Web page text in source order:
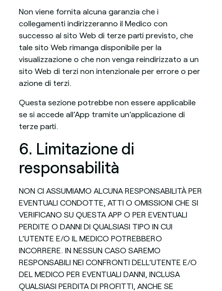
Non viene fornita alcuna garanzia che i
collegamenti indirizzeranno il Medico con
successo al sito Web di terze parti previsto, che
tale sito Web rimanga disponibile per la
visualizzazione o che non venga reindirizzato a un
sito Web di terzi non intenzionale per errore o per
azione di terzi.
Questa sezione potrebbe non essere applicabile
se si accede all’App tramite un’applicazione di
terze parti.
6. Limitazione di
responsabilità
NON CI ASSUMIAMO ALCUNA RESPONSABILITÀ PER
EVENTUALI CONDOTTE, ATTI O OMISSIONI CHE SI
VERIFICANO SU QUESTA APP O PER EVENTUALI
PERDITE O DANNI DI QUALSIASI TIPO IN CUI
L’UTENTE E/O IL MEDICO POTREBBERO
INCORRERE. IN NESSUN CASO SAREMO
RESPONSABILI NEI CONFRONTI DELL’UTENTE E/O
DEL MEDICO PER EVENTUALI DANNI, INCLUSA
QUALSIASI PERDITA DI PROFITTI, ANCHE SE